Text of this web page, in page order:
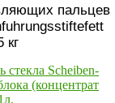
пальцев
кг